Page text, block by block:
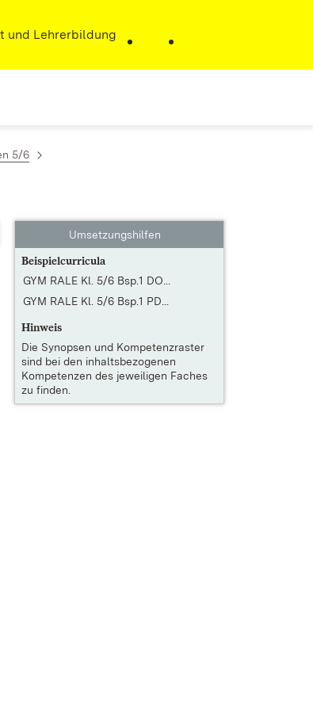
und Lehrerbildung
5/6
Umsetzungshilfen
Beispielcurricula
GYM RALE Kl. 5/6 Bsp.1 DO...
GYM RALE Kl. 5/6 Bsp.1 PD...
Hinweis
Die Synopsen und Kompetenzraster
sind bei den inhaltsbezogenen
Kompetenzen des jeweiligen Faches
zu finden.